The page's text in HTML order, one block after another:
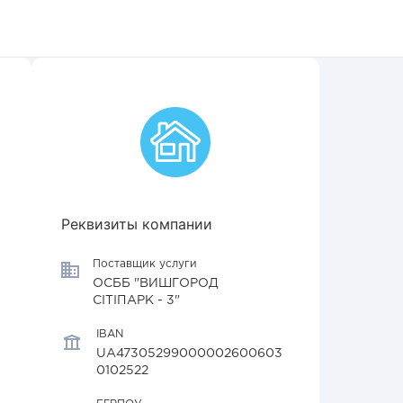
Реквизиты компании
Поставщик услуги
ОСББ "ВИШГОРОД
СІТІПАРК - 3"
IBAN
UA47305299000002600603
0102522